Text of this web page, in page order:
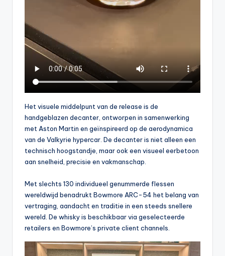
Het visuele middelpunt van de release is de
handgeblazen decanter, ontworpen in samenwerking
met Aston Martin en geïnspireerd op de aerodynamica
van de Valkyrie hypercar. De decanter is niet alleen een
technisch hoogstandje, maar ook een visueel eerbetoon
aan snelheid, precisie en vakmanschap.
Met slechts 130 individueel genummerde flessen
wereldwijd benadrukt Bowmore ARC-54 het belang van
vertraging, aandacht en traditie in een steeds snellere
wereld. De whisky is beschikbaar via geselecteerde
retailers en Bowmore’s private client channels.